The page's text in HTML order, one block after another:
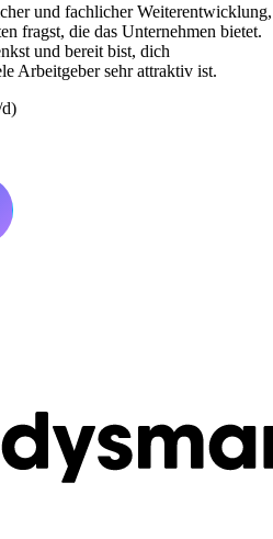
und fachlicher Weiterentwicklung,
fragst, die das Unternehmen bietet.
und bereit bist, dich
Arbeitgeber sehr attraktiv ist.